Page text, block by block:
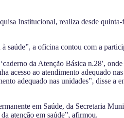
Institucional, realiza desde
saúde”, a oficina contou com a
da Atenção Básica n.28′,
ao atendimento adequado
adequado nas unidades”, disse
em Saúde, da Secretaria
atenção em saúde”, afirmou.